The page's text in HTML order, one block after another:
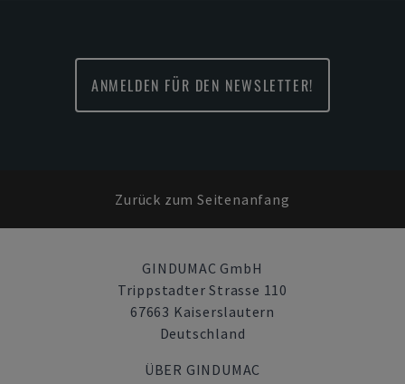
ANMELDEN FÜR DEN NEWSLETTER!
Zurück zum Seitenanfang
GINDUMAC GmbH
Trippstadter Strasse 110
67663 Kaiserslautern
Deutschland
ÜBER GINDUMAC